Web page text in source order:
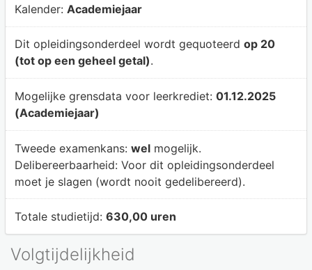
Kalender: Academiejaar
Dit opleidingsonderdeel wordt gequoteerd op 20
(tot op een geheel getal).
Mogelijke grensdata voor leerkrediet: 01.12.2025
(Academiejaar)
Tweede examenkans: welmogelijk.
Delibereerbaarheid: Voor dit opleidingsonderdeel
moet je slagen (wordt nooit gedelibereerd).
Totale studietijd: 630,00 uren
Volgtijdelijkheid